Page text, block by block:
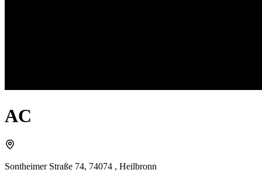
AC
Sontheimer Straße 74, 74074 , Heilbronn